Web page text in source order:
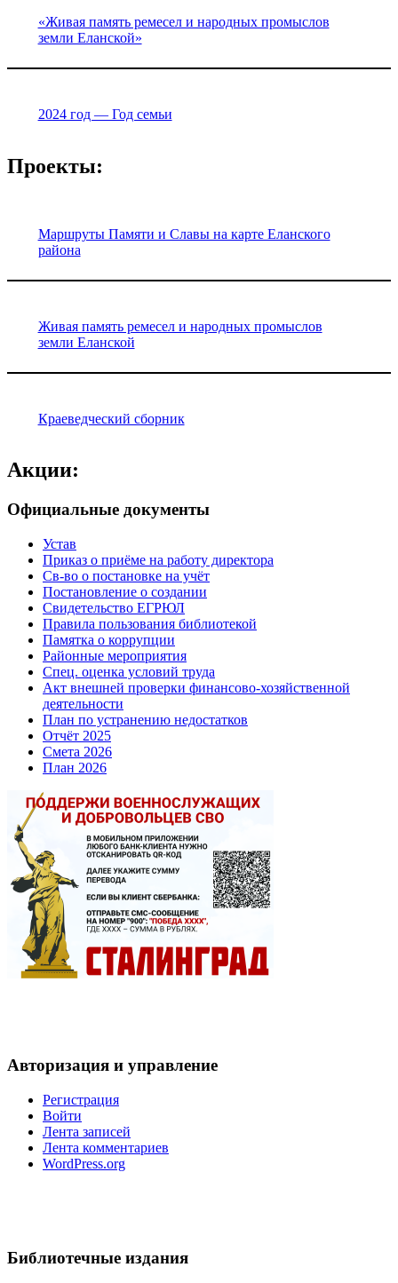
«Живая память ремесел и народных промыслов
земли Еланской»
2024 год — Год семьи
Проекты:
Маршруты Памяти и Славы на карте Еланского
района
Живая память ремесел и народных промыслов
земли Еланской
Краеведческий сборник
Акции:
Официальные документы
Устав
Приказ о приёме на работу директора
Св-во о постановке на учёт
Постановление о создании
Свидетельство ЕГРЮЛ
Правила пользования библиотекой
Памятка о коррупции
Районные мероприятия
Спец. оценка условий труда
Акт внешней проверки финансово-хозяйственной
деятельности
План по устранению недостатков
Отчёт 2025
Смета 2026
План 2026
Авторизация и управление
Регистрация
Войти
Лента записей
Лента комментариев
WordPress.org
Библиотечные издания